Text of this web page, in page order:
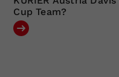
Cup Team?